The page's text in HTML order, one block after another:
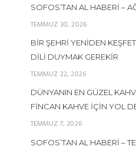
SOFOS’TAN AL HABERI –
TEMMUZ 30, 2026
BIR ŞEHRI YENIDEN
DILI DUYMAK GEREKIR
TEMMUZ 22, 2026
DÜNYANIN EN GÜZEL
FINCAN KAHVE İÇIN YOL
TEMMUZ 7, 2026
SOFOS’TAN AL HABERI –